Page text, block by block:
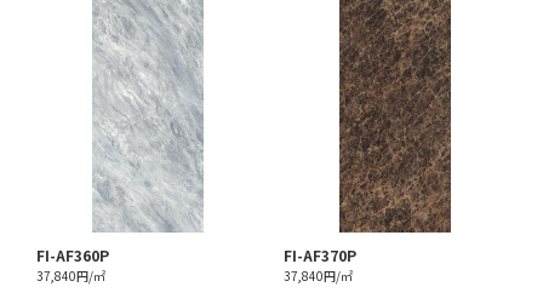
FI-AF360P
37,840円/㎡
FI-AF370P
37,840円/㎡